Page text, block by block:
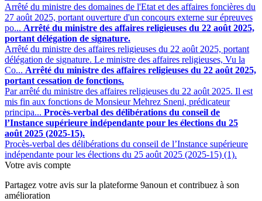
Arrêté du ministre des domaines de l'Etat et des affaires foncières du
27 août 2025, portant ouverture d'un concours externe sur épreuves
po... Arrêté du ministre des affaires religieuses du 22 août 2025,
portant délégation de signature.
Arrêté du ministre des affaires religieuses du 22 août 2025, portant
délégation de signature. Le ministre des affaires religieuses, Vu la
Co... Arrêté du ministre des affaires religieuses du 22 août 2025,
portant cessation de fonctions.
Par arrêté du ministre des affaires religieuses du 22 août 2025. Il est
mis fin aux fonctions de Monsieur Mehrez Sneni, prédicateur
principa... Procès-verbal des délibérations du conseil de
l’Instance supérieure indépendante pour les élections du 25
août 2025 (2025-15).
Procès-verbal des délibérations du conseil de l’Instance supérieure
indépendante pour les élections du 25 août 2025 (2025-15) (1).
Votre avis compte
Partagez votre avis sur la plateforme 9anoun et contribuez à son
amélioration